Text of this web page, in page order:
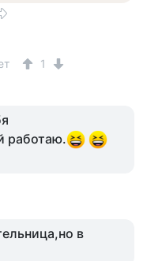
1
работаю.
в